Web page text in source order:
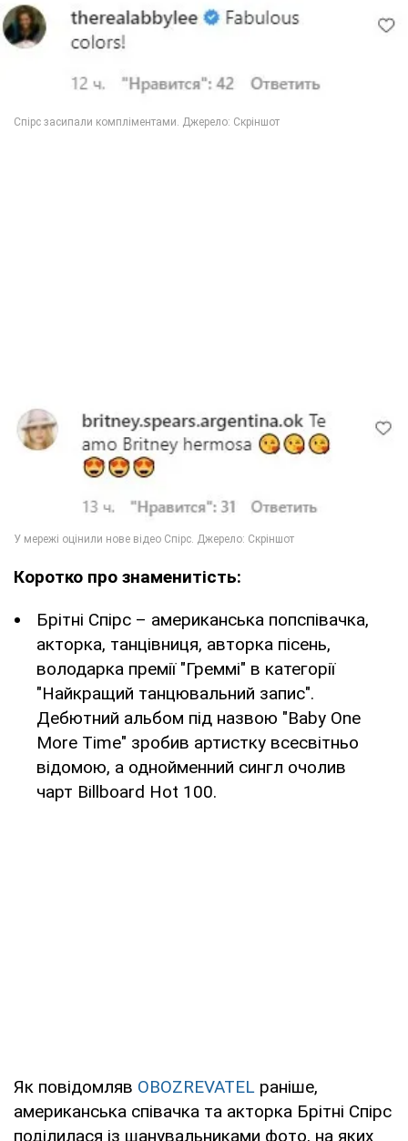
Коротко про знаменитість:
Брітні Спірс – американська попспівачка,
акторка, танцівниця, авторка пісень,
володарка премії "Греммі" в категорії
"Найкращий танцювальний запис".
Дебютний альбом під назвою "Baby One
More Time" зробив артистку всесвітньо
відомою, а однойменний сингл очолив
чарт Billboard Hot 100.
Як повідомляв OBOZREVATEL раніше,
американська співачка та акторка Брітні Спірс
поділилася із шанувальниками фото, на яких